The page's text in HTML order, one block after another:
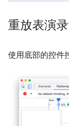
重放表演
使用底部的控件